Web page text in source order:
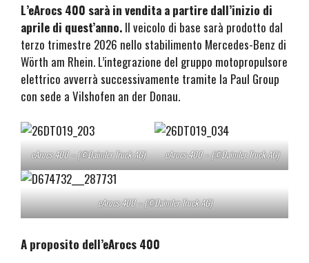
L’eArocs 400 sarà in vendita a partire dall’inizio di
aprile di quest’anno. Il veicolo di base sarà prodotto dal
terzo trimestre 2026 nello stabilimento Mercedes-Benz di
Wörth am Rhein. L’integrazione del gruppo motopropulsore
elettrico avverrà successivamente tramite la Paul Group
con sede a Vilshofen an der Donau.
eArocs 400 – (©Daimler Truck AG) eArocs 400 – (©Daimler Truck AG)
eArocs 400 – (©Daimler Truck AG)
A proposito dell’eArocs 400